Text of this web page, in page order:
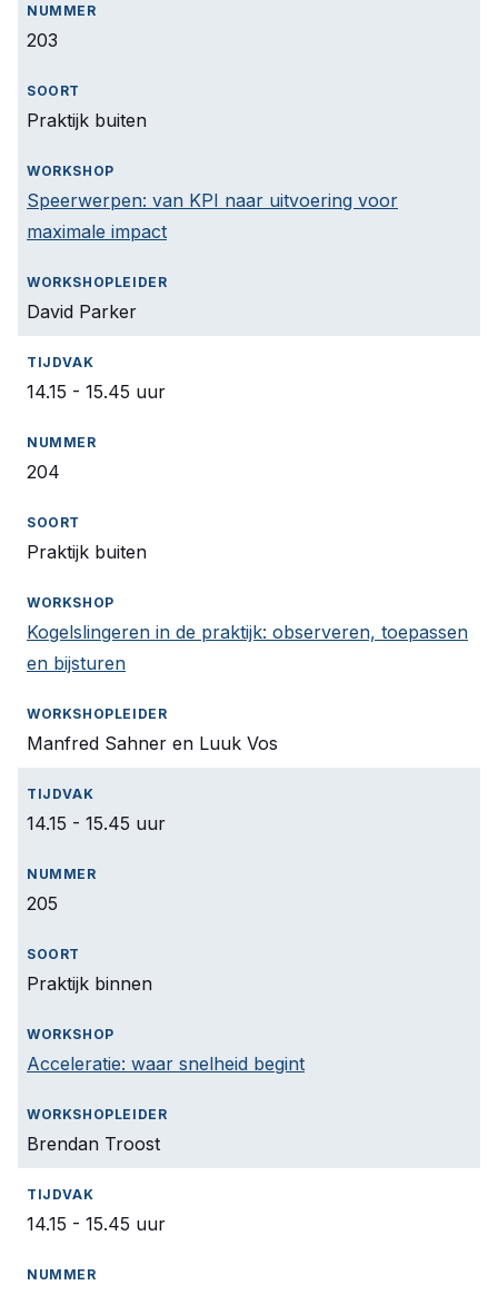
203
Praktijk buiten
Speerwerpen: van KPI naar uitvoering voor
maximale impact
David Parker
14.15 - 15.45 uur
204
Praktijk buiten
Kogelslingeren in de praktijk: observeren, toepassen
en bijsturen
Manfred Sahner en Luuk Vos
14.15 - 15.45 uur
205
Praktijk binnen
Acceleratie: waar snelheid begint
Brendan Troost
14.15 - 15.45 uur